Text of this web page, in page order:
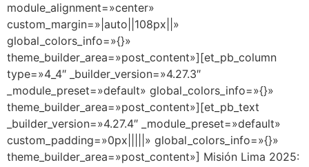
module_alignment=»center»
custom_margin=»|auto||108px||»
global_colors_info=»{}»
theme_builder_area=»post_content»][et_pb_column
type=»4_4″ _builder_version=»4.27.3″
_module_preset=»default» global_colors_info=»{}»
theme_builder_area=»post_content»][et_pb_text
_builder_version=»4.27.4″ _module_preset=»default»
custom_padding=»0px|||||» global_colors_info=»{}»
theme_builder_area=»post_content»] Misión Lima 2025: